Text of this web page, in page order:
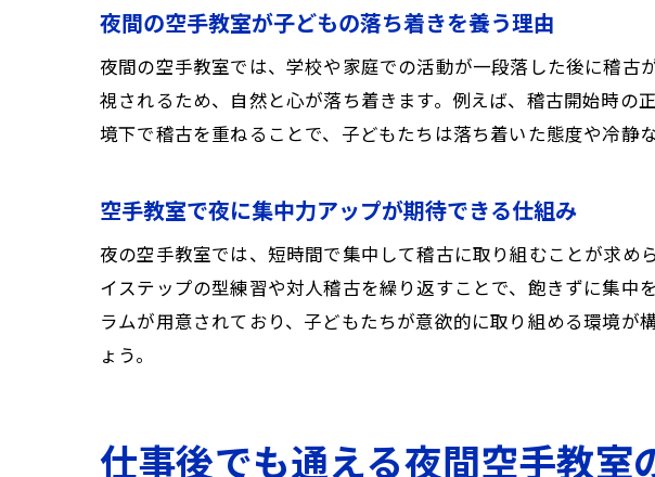
礼儀や精神力を夜
空手教室の
夜の空手教
空手教室で
空手教室の夜
夜の空手教室で
空手教室の
夜間空手教
夜間の空手教室が子どもの落ち着きを養う理由
夜間の空手教室では、学校や家庭での活動が一段落した後に稽
視されるため、自然と心が落ち着きます。例えば、稽古開始時
境下で稽古を重ねることで、子どもたちは落ち着いた態度や冷静
空手教室で夜に集中力アップが期待できる仕組み
夜の空手教室では、短時間で集中して稽古に取り組むことが求
イステップの型練習や対人稽古を繰り返すことで、飽きずに集
ラムが用意されており、子どもたちが意欲的に取り組める環境
ょう。